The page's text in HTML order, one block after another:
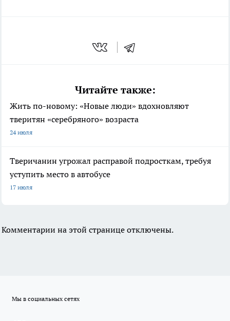
Читайте также:
Жить по-новому: «Новые люди» вдохновляют
тверитян «серебряного» возраста
24 июля
Тверичанин угрожал расправой подросткам, требуя
уступить место в автобусе
17 июля
Комментарии на этой странице отключены.
Мы в социальных сетях